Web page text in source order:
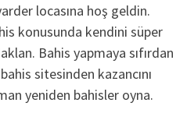
locasına hoş geldin.
konusunda kendini süper
Bahis yapmaya sıfırdan
sitesinden kazancını
yeniden bahisler oyna.